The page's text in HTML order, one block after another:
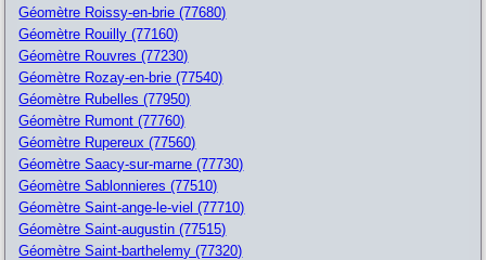
Géomètre Roissy-en-brie (77680)
Géomètre Rouilly (77160)
Géomètre Rouvres (77230)
Géomètre Rozay-en-brie (77540)
Géomètre Rubelles (77950)
Géomètre Rumont (77760)
Géomètre Rupereux (77560)
Géomètre Saacy-sur-marne (77730)
Géomètre Sablonnieres (77510)
Géomètre Saint-ange-le-viel (77710)
Géomètre Saint-augustin (77515)
Géomètre Saint-barthelemy (77320)